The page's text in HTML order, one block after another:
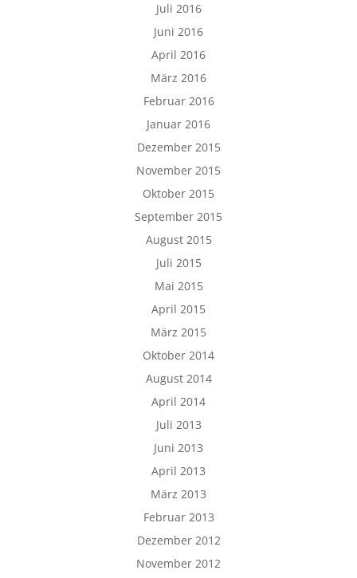
Juli 2016
Juni 2016
April 2016
März 2016
Februar 2016
Januar 2016
Dezember 2015
November 2015
Oktober 2015
September 2015
August 2015
Juli 2015
Mai 2015
April 2015
März 2015
Oktober 2014
August 2014
April 2014
Juli 2013
Juni 2013
April 2013
März 2013
Februar 2013
Dezember 2012
November 2012